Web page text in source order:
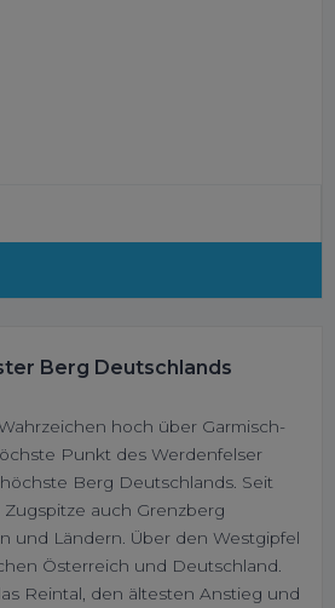
Berg Deutschlands
hoch über Garmisch-
Punkt des Werdenfelser
Berg Deutschlands. Seit
auch Grenzberg
und Ländern. Über den Westgipfel
Österreich und Deutschland.
Reintal, den ältesten Anstieg und